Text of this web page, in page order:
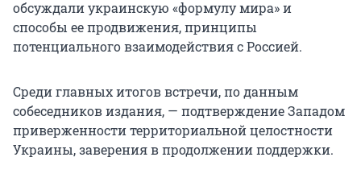
обсуждали украинскую «формулу мира» и
способы ее продвижения, принципы
потенциального взаимодействия с Россией.
Среди главных итогов встречи, по данным
собеседников издания, — подтверждение Западом
приверженности территориальной целостности
Украины, заверения в продолжении поддержки.